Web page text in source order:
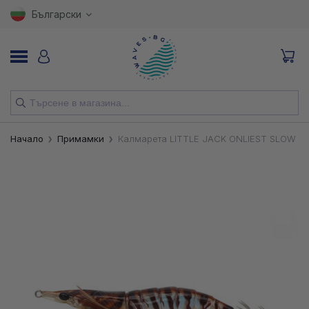
Български
НОВИ
ВЛАКНА
Начало Примамки Калмарета LITTLE JACK ONLIEST SLOW